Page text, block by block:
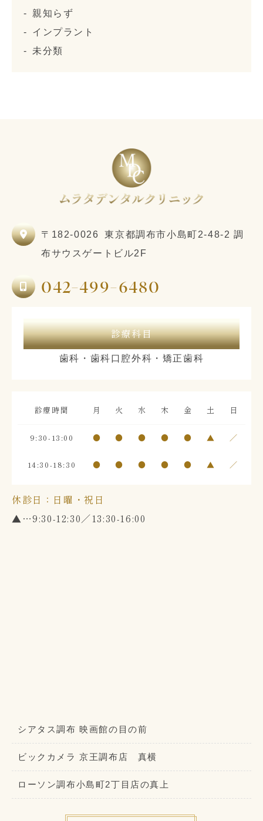
親知らず
インプラント
未分類
〒182-0026
東京都調布市小島町2-48-2 調
布サウスゲートビル2F
042-499-6480
診療科目
歯科・歯科口腔外科・矯正歯科
診療時間 月 火 水 木 金 土 日
9:30-13:00 ● ● ● ● ● ▲ ／
14:30-18:30 ● ● ● ● ● ▲ ／
休診日：日曜・祝日
▲ …9:30-12:30／13:30-16:00
シアタス調布 映画館の目の前
ビックカメラ 京王調布店 真横
ローソン調布小島町2丁目店の真上